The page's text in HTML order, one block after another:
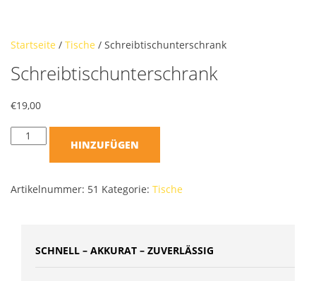
Startseite / Tische / Schreibtischunterschrank
Schreibtischunterschrank
€19,00
HINZUFÜGEN
Artikelnummer: 51 Kategorie: Tische
SCHNELL – AKKURAT – ZUVERLÄSSIG